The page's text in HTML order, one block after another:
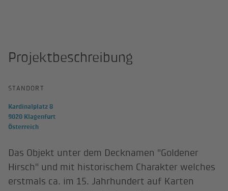
Projektbeschreibung
STANDORT
Kardinalplatz 8
9020 Klagenfurt
Österreich
Das Objekt unter dem Decknamen "Goldener
Hirsch" und mit historischem Charakter welches
erstmals ca. im 15. Jahrhundert auf Karten